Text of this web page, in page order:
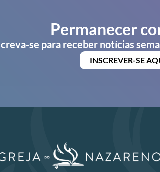
Permanecer
se para receber notícias
INSCREVER-SE